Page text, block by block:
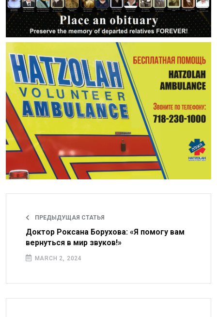
ПРЕДЫДУЩАЯ СТАТЬЯ
Доктор Роксана Борухова: «Я помогу вам
вернуться в мир звуков!»
MARCH 2, 2024